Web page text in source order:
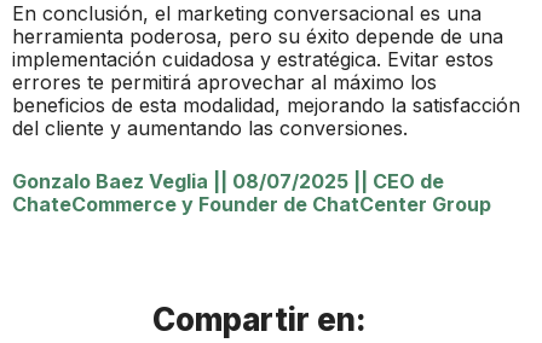
En conclusión, el marketing conversacional es una
herramienta poderosa, pero su éxito depende de una
implementación cuidadosa y estratégica. Evitar estos
errores te permitirá aprovechar al máximo los
beneficios de esta modalidad, mejorando la satisfacción
del cliente y aumentando las conversiones.
Gonzalo Baez Veglia 08/07/2025
CEO de
ChateCommerce y Founder de ChatCenter Group
Compartir en: